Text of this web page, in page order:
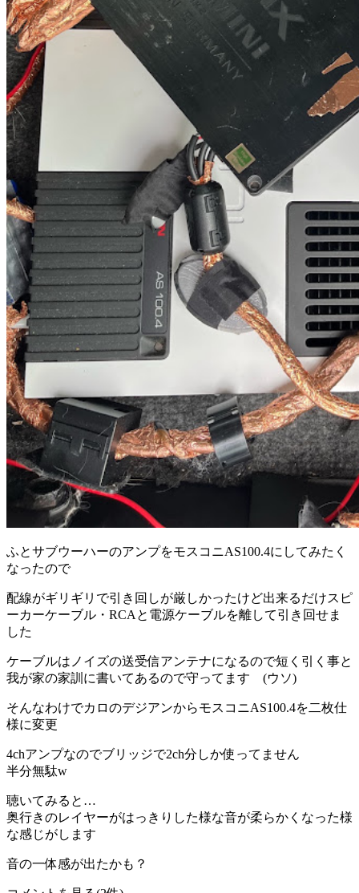
ふとサブウーハーのアンプをモスコニAS100.4にしてみたく
なったので
配線がギリギリで引き回しが厳しかったけど出来るだけスピ
ーカーケーブル・RCAと電源ケーブルを離して引き回せま
した
ケーブルはノイズの送受信アンテナになるので短く引く事と
我が家の家訓に書いてあるので守ってます (ウソ)
そんなわけでカロのデジアンからモスコニAS100.4を二枚仕
様に変更
4chアンプなのでブリッジで2ch分しか使ってません
半分無駄w
聴いてみると…
奥行きのレイヤーがはっきりした様な音が柔らかくなった様
な感じがします
音の一体感が出たかも？